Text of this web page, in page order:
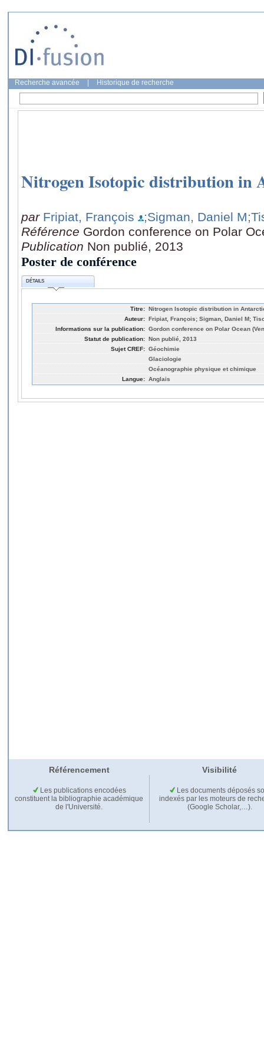
Recherche avancée Historique de recherche
Nitrogen Isotopic distribution in
par Fripiat, François ;Sigman, Daniel M
Référence Gordon conference on Polar
Publication Non publié, 2013
Poster de conférence
DÉTAILS
Titre: Nitrogen Isotopic distribution in
Auteur: Fripiat, François; Sigman, Daniel M;
Informations sur la publication: Gordon conference on Polar Ocean
Statut de publication: Non publié, 2013
Sujet CREF: Géochimie
Glaciologie
Océanographie physique et chimique
Langue: Anglais
Référencement Visibilité
Les publications encodées
constituent la bibliographie académique
de l'Université.
Les documents déposés
indexés par les moteurs de
(Google Scholar,…).